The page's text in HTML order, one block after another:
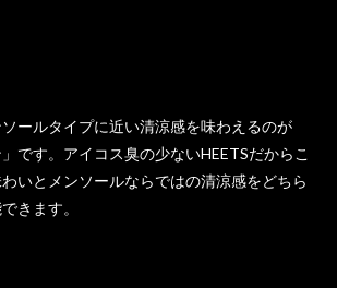
ールタイプに近い清涼感を味わえるのが
」です。アイコス臭の少ないHEETSだからこ
いとメンソールならではの清涼感をどちら
きます。